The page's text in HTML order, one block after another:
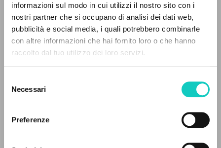
informazioni sul modo in cui utilizzi il nostro sito con i
nostri partner che si occupano di analisi dei dati web,
pubblicità e social media, i quali potrebbero combinarle
con altre informazioni che hai fornito loro o che hanno
raccolto dal tuo utilizzo dei loro servizi.
delNecessari
Preferenze
Italian
Litterae Communionis-Tracce
2005
Pages: 5
LATEST UPDATE
03/09/2025
THE PROJECT
bibliographic references, full texts in 5
languages, and dedicated thematic sections.